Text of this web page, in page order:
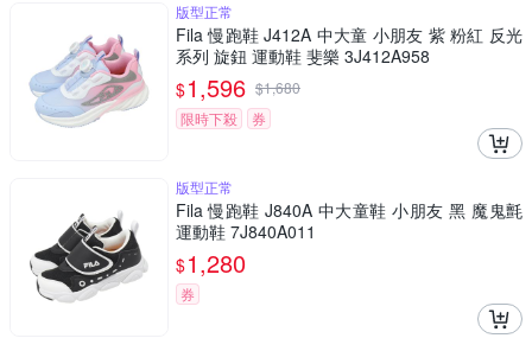
版型正常
Fila 慢跑鞋 J412A 中大童 小朋友 紫 粉紅 反光
系列 旋鈕 運動鞋 斐樂 3J412A958
$1,596 $1,680
限時下殺
券
版型正常
Fila 慢跑鞋 J840A 中大童鞋 小朋友 黑 魔鬼氈
運動鞋 7J840A011
$1,280
券